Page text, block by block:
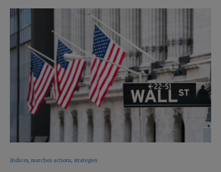
Indices, marches actions, strategies